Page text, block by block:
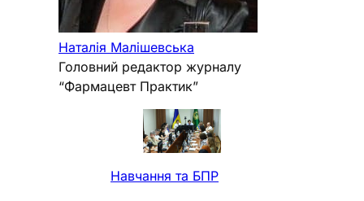
Наталія Малішевська
Головний редактор журналу
“Фармацевт Практик”
Навчання та БПР